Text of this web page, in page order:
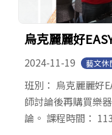
English
烏克麗麗好
2024-11-19 藝文休
班別： 烏克麗麗好
師討論後再購買樂
論。 課程時間：